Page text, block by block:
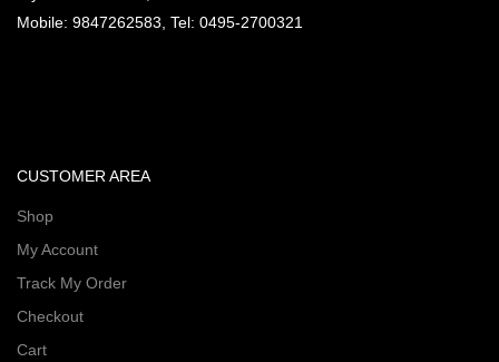
Mobile: 9847262583, Tel: 0495-2700321
CUSTOMER AREA
Shop
My Account
Track My Order
Checkout
Cart